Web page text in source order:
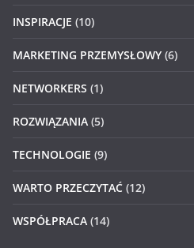
INSPIRACJE (10)
MARKETING PRZEMYSŁOWY (6)
NETWORKERS (1)
ROZWIĄZANIA (5)
TECHNOLOGIE (9)
WARTO PRZECZYTAĆ (12)
WSPÓŁPRACA (14)